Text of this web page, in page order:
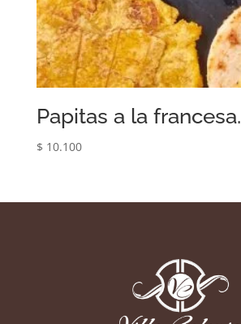
Papitas a la francesa.
$ 10.100